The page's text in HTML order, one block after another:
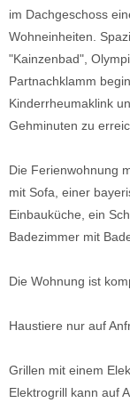
im Dachgeschoss
Wohneinheiten.
"Kainzenbad",
Partnachklamm
Kinderrheumaklink
Gehminuten zu
Die Ferienwohnung
mit Sofa, einer
Einbauküche, ein
Badezimmer mit
Die Wohnung ist
Haustiere nur auf
Grillen mit einem
Elektrogrill kann auf